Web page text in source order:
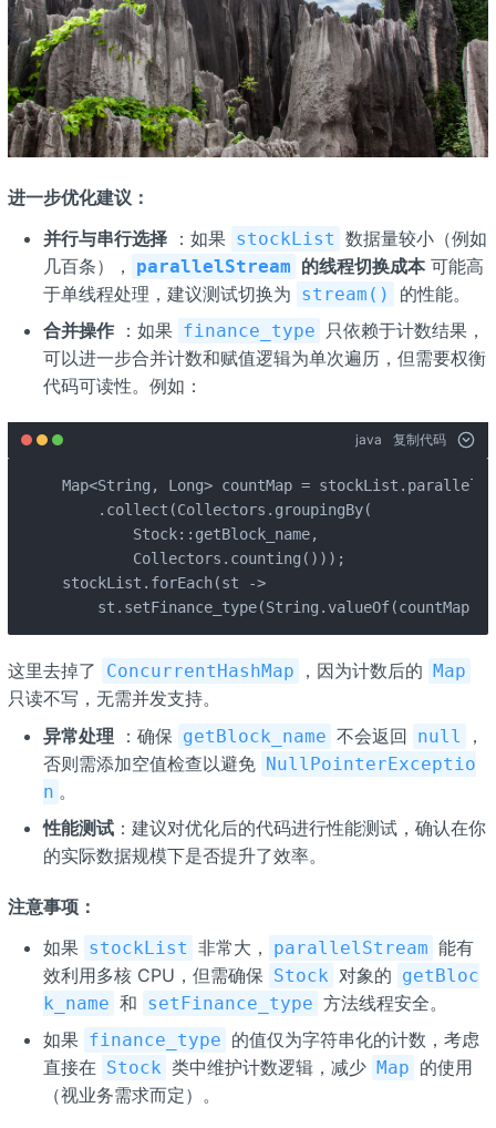
进一步优化建议：
并行与串行选择：如果 stockList 数据量较小（例如
几百条），
parallelStream 的线程切换成本可能高
于单线程处理，建议测试切换为 stream()
的性能。
合并操作：如果 finance_type
只依赖于计数结果，
可以进一步合并计数和赋值逻辑为单次遍历，但需要权衡
代码可读性。例如：
java 复制代码
Map<String, Long> countMap =
    .collect(Collectors.groupingBy(
        Stock::getBlock_name,
        Collectors.counting()));
stockList.forEach(st ->
这里去掉了 ConcurrentHashMap ，因为计数后的 Map
只读不写，无需并发支持。
异常处理 ：确保 getBlock_name 不会返回 null
，
否则需添加空值检查以避免 NullPointerExceptio
n 。
性能测试：建议对优化后的代码进行性能测试，确认在你
的实际数据规模下是否提升了效率。
注意事项：
如果 stockList 非常大， parallelStream 能有
效利用多核 CPU，但需确保 Stock 对象的 getBloc
k_name 和 setFinance_type 方法线程安全。
如果 finance_type 的值仅为字符串化的计数，考虑
直接在 Stock 类中维护计数逻辑，减少 Map 的使用
（视业务需求而定）。